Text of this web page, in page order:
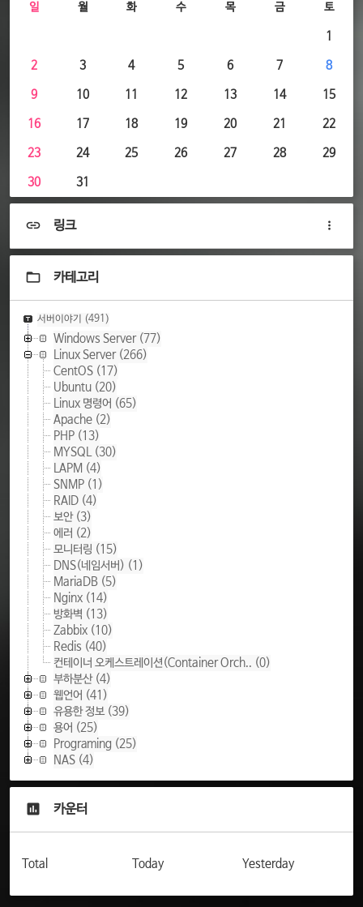
일 월 화 수 목 금 토
1
2 3 4 5 6 7 8
9 10 11 12 13 14 15
16 17 18 19 20 21 22
23 24 25 26 27 28 29
30 31
링크
카테고리
서버이야기 (491)
Windows Server(77)
Linux Server(266)
CentOS (17)
Ubuntu (20)
Linux 명령어 (65)
Apache (2)
PHP (13)
MYSQL
(30)
LAPM (4)
SNMP (1)
RAID (4)
보안(3)
에러 (2)
모니터링 (15)
DNS(네임서버) (1)
MariaDB (5)
Nginx (14)
방화벽 (13)
Zabbix (10)
Redis (40)
컨테이너 오케스트레이션(Container Orch.. (0)
부하분산(4)
웹언어 (41)
유용한 정보(39)
용어 (25)
Programing (25)
NAS (4)
카운터
Total Today Yesterday